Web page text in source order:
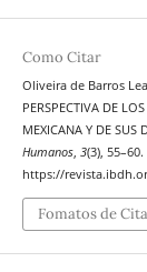
Como Citar
Oliveira de Barros
PERSPECTIVA DE
MEXICANA Y DE SUS
Humanos, 3(3),
https://
Fomatos de